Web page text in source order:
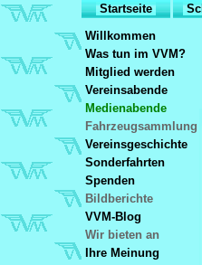
Startseite
Willkommen
Was tun im VVM?
Mitglied werden
Vereinsabende
Medienabende
Fahrzeugsammlung
Vereinsgeschichte
Sonderfahrten
Spenden
Bildberichte
VVM-Blog
Wir bieten an
Ihre Meinung